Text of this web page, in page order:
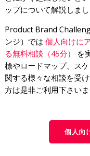
ップについて解説しまし
Product Brand
ンジ） では 個人向けに
る無料相談（45分）
を
標やロードマップ、ス
関する様々な相談を受
方は是非ご利用下さいま
個人向